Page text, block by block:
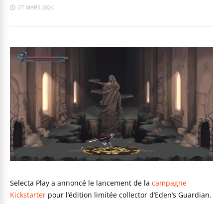
27 MARS 2024
Selecta Play a annoncé le lancement de la campagne
Kickstarter pour l’édition limitée collector d’Eden’s Guardian.